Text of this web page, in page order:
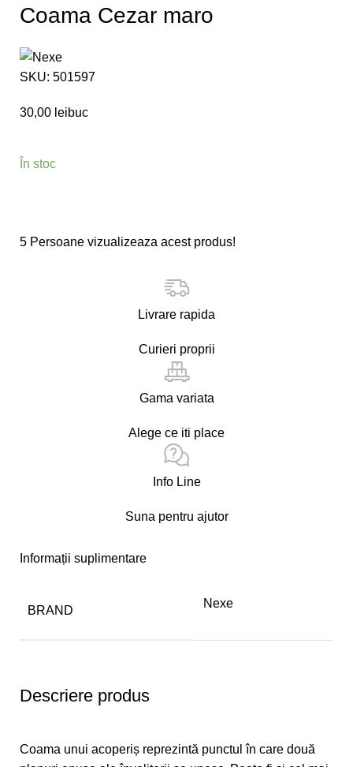
Coama Cezar maro
SKU: 501597
30,00 leibuc
În stoc
5 Persoane vizualizeaza acest produs!
Livrare rapida
Curieri proprii
Gama variata
Alege ce iti place
Info Line
Suna pentru ajutor
Informații suplimentare
BRAND
Nexe
Descriere produs
Coama unui acoperiș reprezintă punctul în care două